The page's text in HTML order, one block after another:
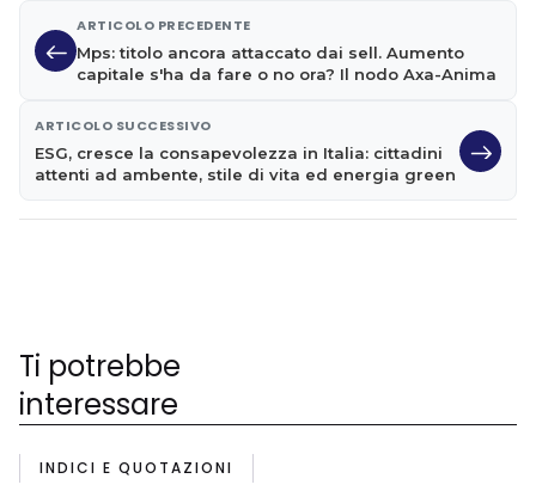
ARTICOLO PRECEDENTE
Mps: titolo ancora attaccato dai sell. Aumento
capitale s'ha da fare o no ora? Il nodo Axa-Anima
ARTICOLO SUCCESSIVO
ESG, cresce la consapevolezza in Italia: cittadini
attenti ad ambente, stile di vita ed energia green
Ti potrebbe
interessare
INDICI E QUOTAZIONI